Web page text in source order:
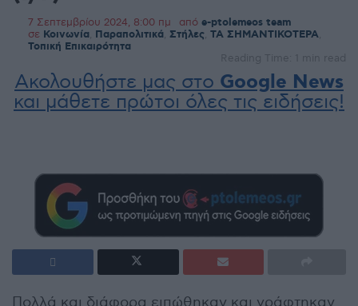
7 Σεπτεμβρίου 2024, 8:00 πμ από e-ptolemeos team
σε Κοινωνία Παραπολιτικά Στήλες ΤΑ ΣΗΜΑΝΤΙΚΟΤΕΡΑ
Τοπική Επικαιρότητα
Reading Time: 1 min read
Ακολουθήστε μας στο Google News
και μάθετε πρώτοι όλες τις ειδήσεις!
Πολλά και διάφορα ειπώθηκαν και γράφτηκαν